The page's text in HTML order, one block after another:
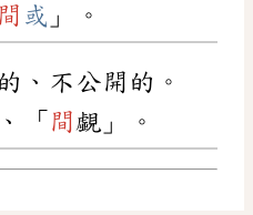
間 或 」。
、不公開的。
「 間覷」。